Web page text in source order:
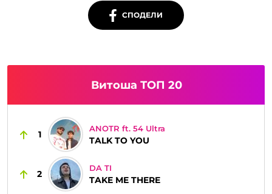
СПОДЕЛИ
Витоша ТОП 20
1
ANOTR ft. 54 Ultra
TALK TO YOU
2
DA TI
TAKE ME THERE